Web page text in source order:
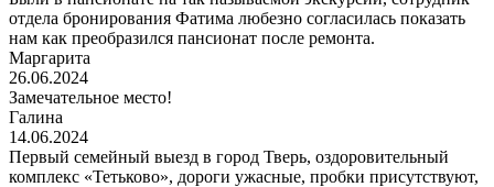
отдела бронирования Фатима любезно согласилась показать
нам как преобразился пансионат после ремонта.
Маргарита
26.06.2024
Замечательное место!
Галина
14.06.2024
Первый семейный выезд в город Тверь, оздоровительный
комплекс «Тетьково», дороги ужасные, пробки присутствуют,